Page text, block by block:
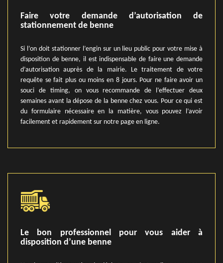
Faire votre demande d’autorisation de
stationnement de benne
Si l’on doit stationner l’engin sur un lieu public pour votre mise à
disposition de benne, il est indispensable de faire une demande
d’autorisation auprès de la mairie. Le traitement de votre
requête se fait plus ou moins en 8 jours. Pour ne faire avoir un
souci de timing, on vous recommande de l’effectuer deux
semaines avant la dépose de la benne chez vous. Pour ce qui est
du formulaire nécessaire en la matière, vous pouvez l’avoir
facilement et rapidement sur notre page en ligne.
Le bon professionnel pour vous aider à
disposition d’une benne